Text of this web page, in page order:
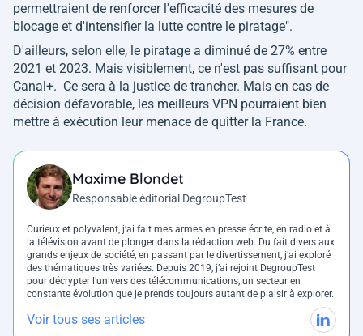
permettraient de renforcer l'efficacité des mesures de
blocage et d'intensifier la lutte contre le piratage".
D'ailleurs, selon elle, le piratage a diminué de 27% entre
2021 et 2023. Mais visiblement, ce n'est pas suffisant pour
Canal+. Ce sera à la justice de trancher. Mais en cas de
décision défavorable, les meilleurs VPN pourraient bien
mettre à exécution leur menace de quitter la France.
Maxime Blondet
Responsable éditorial DegroupTest
Curieux et polyvalent, j’ai fait mes armes en presse écrite, en radio et à
la télévision avant de plonger dans la rédaction web. Du fait divers aux
grands enjeux de société, en passant par le divertissement, j’ai exploré
des thématiques très variées. Depuis 2019, j’ai rejoint DegroupTest
pour décrypter l’univers des télécommunications, un secteur en
constante évolution que je prends toujours autant de plaisir à explorer.
Voir tous ses articles